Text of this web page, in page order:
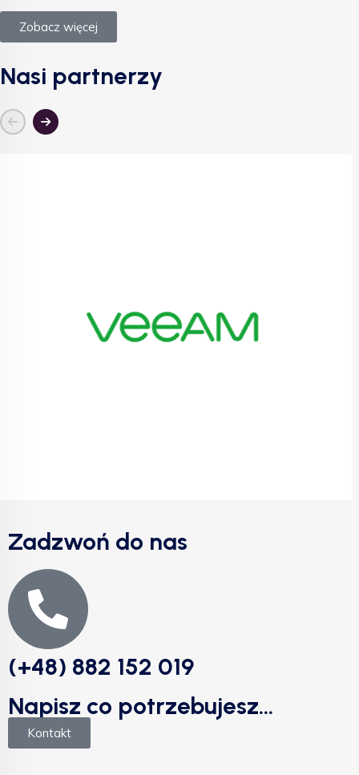
Zobacz więcej
Nasi partnerzy
Zadzwoń do nas
(+48) 882 152 019
Napisz co potrzebujesz...
Kontakt